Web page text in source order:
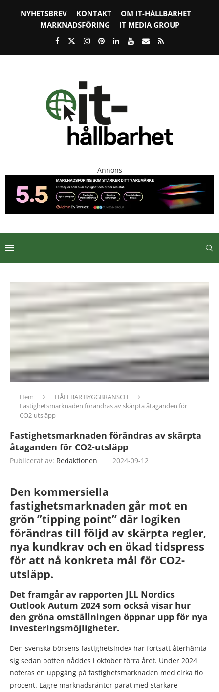
NYHETSBREV KONTAKT
OM IT-HÅLLBARHET
MARKNADSFÖRING
IT MEDIA GROUP
Annons
Hem
HÅLLBAR BYGGBRANSCH
Fastighetsmarknaden förändras av skärpta åtaganden för
CO2-utsläpp
Fastighetsmarknaden förändras av skärpta
åtaganden för CO2-utsläpp
Publicerat av: Redaktionen 2024-09-12
Den kommersiella
fastighetsmarknaden går mot en
grön ”tipping point” där logiken
förändras till följd av skärpta regler,
nya kundkrav och en ökad tidspress
för att nå konkreta mål för CO2-
utsläpp.
Det framgår av rapporten JLL Nordics
Outlook Autum 2024 som också visar hur
den gröna omställningen öppnar upp för nya
investeringsmöjligheter.
Den svenska börsens fastighetsindex har fortsatt återhämta
sig sedan botten nåddes i oktober förra året. Under 2024
noteras en uppgång på fastighetsmarknaden med cirka tio
procent. Lägre marknadsräntor parat med starkare